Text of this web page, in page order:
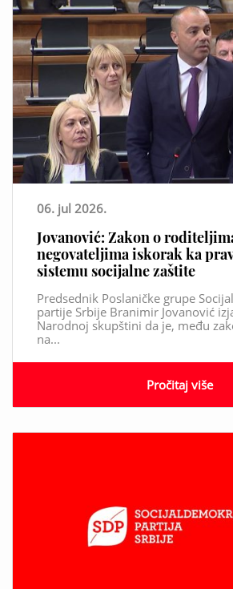
06. jul 2026.
Jovanović: Zakon o
negovateljima iskorak ka
sistemu socijalne zaštite
Predsednik Poslaničke grupe
partije Srbije Branimir Jovanović
Narodnoj skupštini da je, među
na...
Pročitaj više